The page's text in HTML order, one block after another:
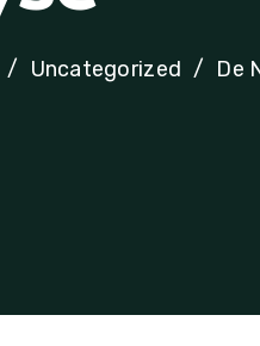
Uncategorized De